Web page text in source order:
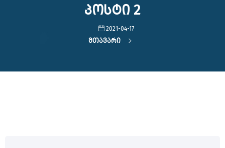
პოსტი 2
2021-04-17
Მთავარი